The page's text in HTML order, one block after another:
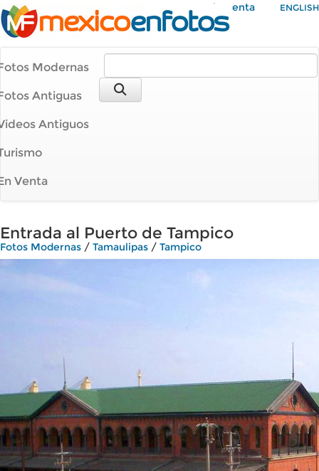
Mi Cuenta ENGLISH
Modernas
Antiguas
Antiguos
Venta
Entrada al Puerto de Tampico
Fotos Modernas / Tamaulipas / Tampico